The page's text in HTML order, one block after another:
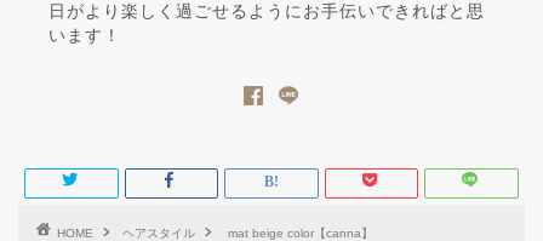
日がより楽しく過ごせるようにお手伝いできればと思
います！
HOME ヘアスタイル mat beige color【canna】